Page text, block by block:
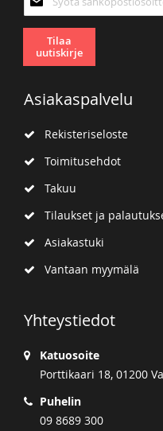
uutiskirjeemme:
Tilaa
uutiskirje
Asiakaspalvelu
Rekisteriseloste
Toimitusehdot
Takuu
Tilaukset ja
Asiakastuki
Vantaan myymälä
Yhteystiedot
Katuosoite
Porttikaari 18, 01200
Puhelin
09 8689 300